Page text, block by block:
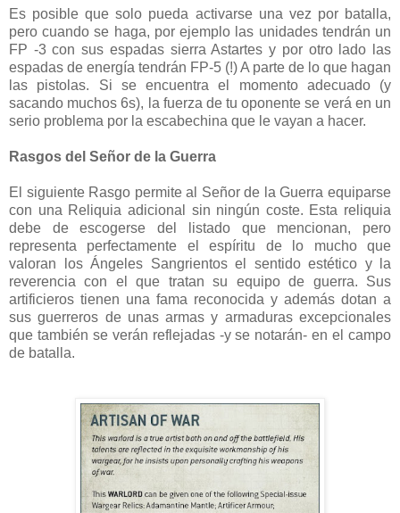
Es posible que solo pueda activarse una vez por batalla,
pero cuando se haga, por ejemplo las unidades tendrán un
FP -3 con sus espadas sierra Astartes y por otro lado las
espadas de energía tendrán FP-5 (!) A parte de lo que hagan
las pistolas. Si se encuentra el momento adecuado (y
sacando muchos 6s), la fuerza de tu oponente se verá en un
serio problema por la escabechina que le vayan a hacer.
Rasgos del Señor de la Guerra
El siguiente Rasgo permite al Señor de la Guerra equiparse
con una Reliquia adicional sin ningún coste. Esta reliquia
debe de escogerse del listado que mencionan, pero
representa perfectamente el espíritu de lo mucho que
valoran los Ángeles Sangrientos el sentido estético y la
reverencia con el que tratan su equipo de guerra. Sus
artificieros tienen una fama reconocida y además dotan a
sus guerreros de unas armas y armaduras excepcionales
que también se verán reflejadas -y se notarán- en el campo
de batalla.